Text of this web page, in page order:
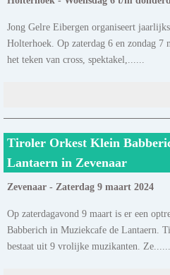
Jong Gelre Eibergen organiseert
Holterhoek. Op zaterdag 6 en zondag 7
het teken van cross, spektakel,......
Tiroler Orkest Klein
Lantaern in Zevenaar
Zevenaar - Zaterdag 9 maart 2024
Op zaterdagavond 9 maart is er een
Babberich in Muziekcafe de Lantaern.
bestaat uit 9 vrolijke muzikanten. Ze......